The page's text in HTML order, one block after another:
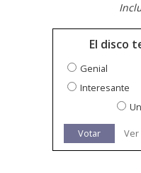
El disco
Genial
Interesante
Votar